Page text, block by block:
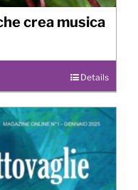
crea musica
Details